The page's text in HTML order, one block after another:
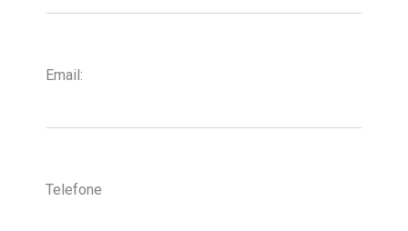
Email:
Telefone